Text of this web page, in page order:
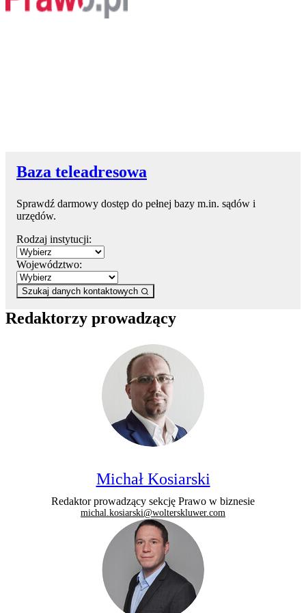
Baza teleadresowa
Sprawdź darmowy dostęp do pełnej bazy m.in. sądów i
urzędów.
Rodzaj instytucji:
Województwo:
Szukaj danych kontaktowych
Redaktorzy prowadzący
Michał Kosiarski
Redaktor prowadzący sekcję Prawo w biznesie
michal.kosiarski@wolterskluwer.com